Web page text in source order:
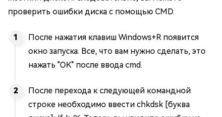
проверить ошибки диска с помощью CMD.
После нажатия клавиш Windows+R появится
окно запуска. Все, что вам нужно сделать, это
нажать "OK" после ввода cmd.
После перехода к следующей командной
строке необходимо ввести chkdsk [буква